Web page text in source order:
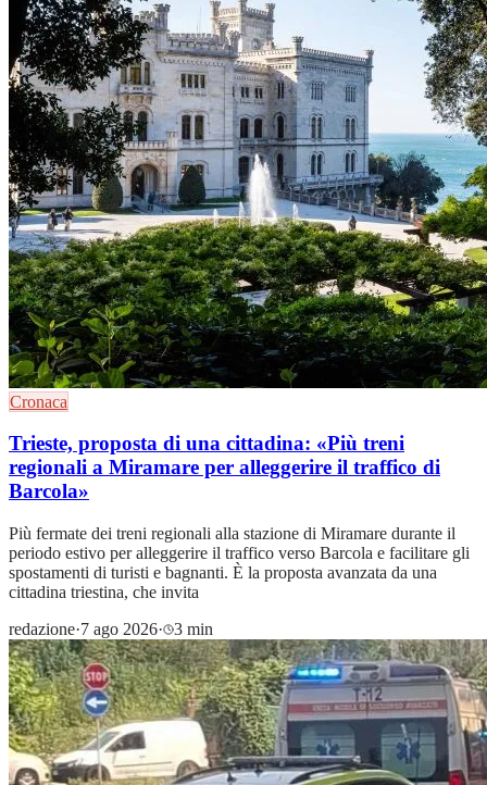
Cronaca
Trieste, proposta di una cittadina: «Più treni
regionali a Miramare per alleggerire il traffico di
Barcola»
Più fermate dei treni regionali alla stazione di Miramare durante il
periodo estivo per alleggerire il traffico verso Barcola e facilitare gli
spostamenti di turisti e bagnanti. È la proposta avanzata da una
cittadina triestina, che invita
redazione·7 ago 2026· 3 min